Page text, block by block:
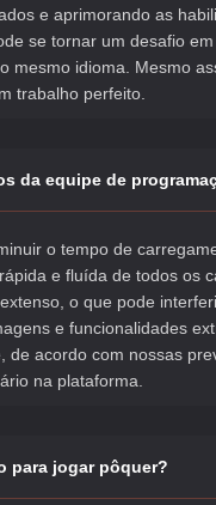
e aprimorando as
se tornar um desafio
mesmo idioma. Mesmo
trabalho perfeito.
da equipe de
o tempo de
e fluída de todos os
o que pode
e funcionalidades
de acordo com nossas
na plataforma.
para jogar pôquer?